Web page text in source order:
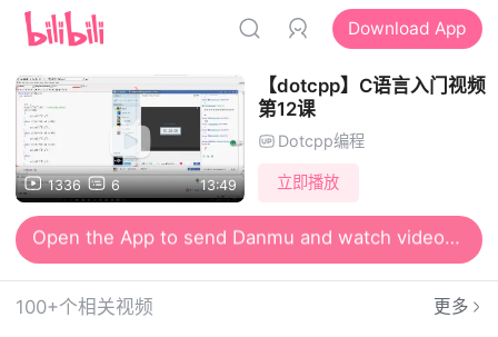
Download App
1336 6 13:49
【dotcpp】C语言入门视频
第12课
Dotcpp编程
立即播放
Open the App for smooth and high-definition viewing
100+个相关视频 更多